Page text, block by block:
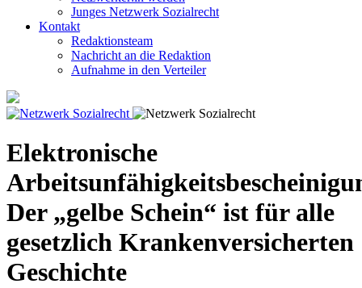
Junges Netzwerk Sozialrecht
Kontakt
Redaktionsteam
Nachricht an die Redaktion
Aufnahme in den Verteiler
Elektronische
Der „gelbe Schein“ ist für alle
gesetzlich Krankenversicherten
Geschichte